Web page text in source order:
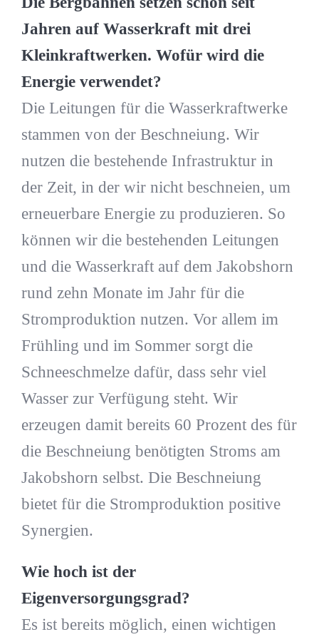
Jahren auf Wasserkraft mit drei
Kleinkraftwerken. Wofür wird die
Energie verwendet?
Die Leitungen für die Wasserkraftwerke
stammen von der Beschneiung. Wir
nutzen die bestehende Infrastruktur in
der Zeit, in der wir nicht beschneien, um
erneuerbare Energie zu produzieren. So
können wir die bestehenden Leitungen
und die Wasserkraft auf dem Jakobshorn
rund zehn Monate im Jahr für die
Stromproduktion nutzen. Vor allem im
Frühling und im Sommer sorgt die
Schneeschmelze dafür, dass sehr viel
Wasser zur Verfügung steht. Wir
erzeugen damit bereits 60 Prozent des für
die Beschneiung benötigten Stroms am
Jakobshorn selbst. Die Beschneiung
bietet für die Stromproduktion positive
Synergien.
Wie hoch ist der
Eigenversorgungsgrad?
Es ist bereits möglich, einen wichtigen